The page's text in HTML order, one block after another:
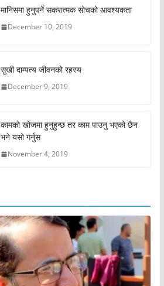
मानिसमा हुनुपर्ने सकरात्मक सोचको आवश्यकता
December 10, 2019
सुखी दाम्पत्य जीवनको रहस्य
December 9, 2019
कामको खोजमा हुनुहुन्छ तर काम पाउनु भएको छैन
भने यसो गर्नुस
November 4, 2019